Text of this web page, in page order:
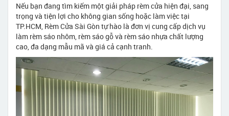
Nếu bạn đang tìm kiếm một giải pháp rèm cửa hiện đại, sang
trọng và tiện lợi cho không gian sống hoặc làm việc tại
TP.HCM, Rèm Cửa Sài Gòn tự hào là đơn vị cung cấp dịch vụ
làm rèm sáo nhôm, rèm sáo gỗ và rèm sáo nhựa chất lượng
cao, đa dạng mẫu mã và giá cả cạnh tranh.